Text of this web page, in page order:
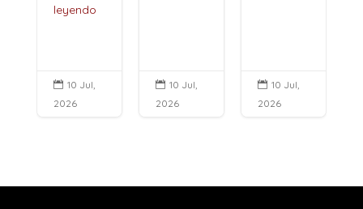
leyendo
 10 Jul,
2026
 10 Jul,
2026
 10 Jul,
2026